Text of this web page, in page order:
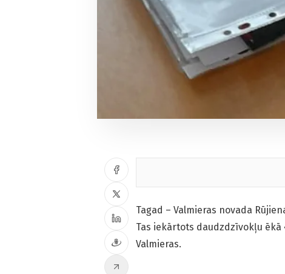
Tagad – Valmieras novada
Tas iekārtots daudzdzīvokļu ēkā
Valmieras.